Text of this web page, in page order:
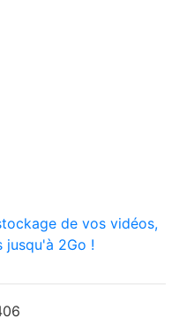
de vos vidéos,
jusqu'à 2Go !